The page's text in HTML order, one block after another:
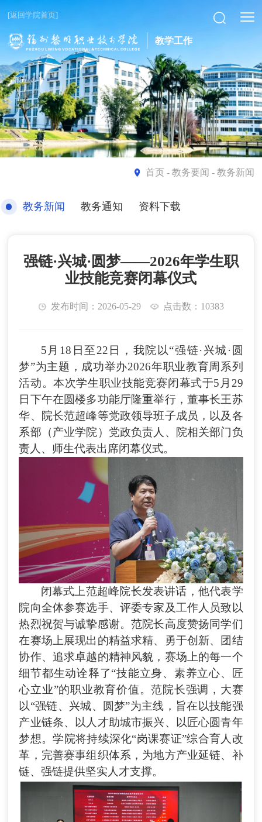
[返回学院首页]
教学工作
首页- 教务要闻 - 教务新闻
教务新闻 教务通知 资料下载
强链·兴城·圆梦——2026年学生职
业技能竞赛闭幕仪式
发布时间：2026-05-29 点击数：10383
5月 18 日至22 日，我院以“强链·兴城·圆
梦”为主题，成功举办2026年职业教育周系列
活动。本次学生职业技能竞赛闭幕式于5月 29
日下午在圆楼多功能厅隆重举行，董事长王苏
华、院长范超峰等党政领导班子成员，以及各
系部（产业学院）党政负责人、院相关部门负
责人、师生代表出席闭幕仪式。
闭幕式上范超峰院长发表讲话，他代表学
院向全体参赛选手、评委专家及工作人员致以
热烈祝贺与诚挚感谢。范院长高度赞扬同学们
在赛场上展现出的精益求精、勇于创新、团结
协作、追求卓越的精神风貌，赛场上的每一个
细节都生动诠释了“技能立身、素养立心、匠
心立业”的职业教育价值。范院长强调，大赛
以“强链、兴城、圆梦”为主线，旨在以技能强
产业链条、以人才助城市振兴、以匠心圆青年
梦想。学院将持续深化“岗课赛证”综合育人改
革，完善赛事组织体系，为地方产业延链、补
链、强链提供坚实人才支撑。